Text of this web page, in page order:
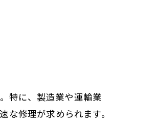
特に、製造業や運輸業
修理が求められます。